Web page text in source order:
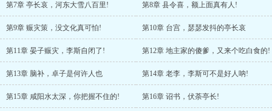
第7章 亭长哀，河东大雪八百里! 第8章 县令喜，额上面真有人!
第9章 赈灾策，没文化真可怕! 第10章 台宫，瑟瑟发抖的亭长哀
第11章 晏子赈灾，李斯自闭了! 第12章 地主家的傻爹，又来个吃白食的!
第13章 脑补，卓子是何许人也 第14章 老李，李斯可不是好人呐!
第15章 咸阳水太深，你把握不住的! 第16章 诏书，伏荼亭长!